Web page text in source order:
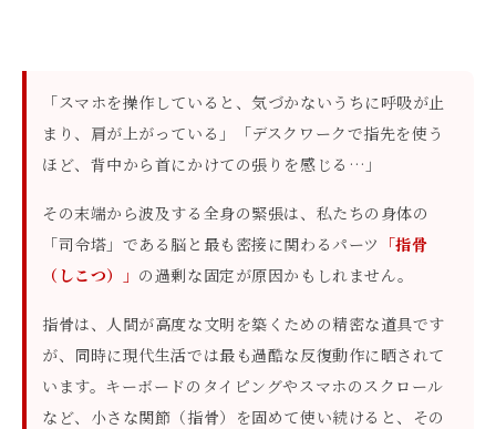
「スマホを操作していると、気づかないうちに呼吸が止
まり、肩が上がっている」「デスクワークで指先を使う
ほど、背中から首にかけての張りを感じる…」
その末端から波及する全身の緊張は、私たちの身体の
「司令塔」である脳と最も密接に関わるパーツ 「指骨
（しこつ）」 の過剰な固定が原因かもしれません。
指骨は、人間が高度な文明を築くための精密な道具です
が、同時に現代生活では最も過酷な反復動作に晒されて
います。キーボードのタイピングやスマホのスクロール
など、小さな関節（指骨）を固めて使い続けると、その